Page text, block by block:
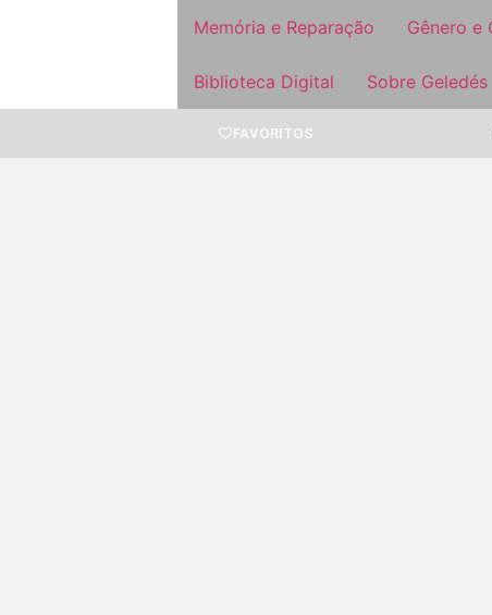
Memória e Reparação Gênero e
Biblioteca Digital Sobre Geledés
FAVORITOS